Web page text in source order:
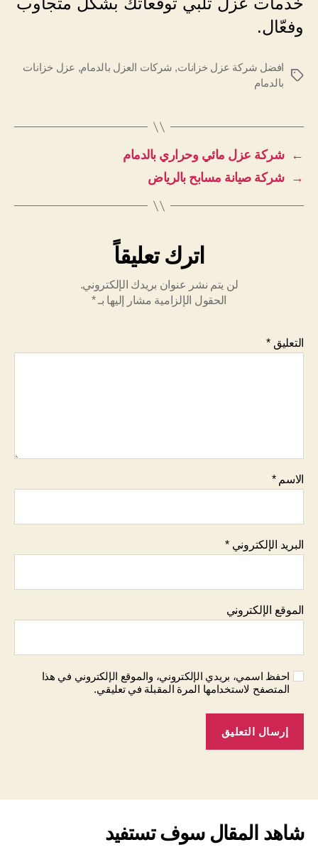
وفعّال.
الوسوم
افضل شركة عزل خزانات, شركات العزل بالدمام, عزل خزانات
بالدمام
←
شركة عزل مائي وحراري بالدمام
→
شركة صيانة مسابح بالرياض
اترك تعليقاً
لن يتم نشر عنوان بريدك الإلكتروني.
الحقول الإلزامية مشار إليها بـ*
التعليق *
الاسم*
البريد الإلكتروني*
الموقع الإلكتروني
احفظ اسمي، بريدي الإلكتروني، والموقع الإلكتروني في هذا
المتصفح لاستخدامها المرة المقبلة في تعليقي.
شاهد المقال سوف تستفيد